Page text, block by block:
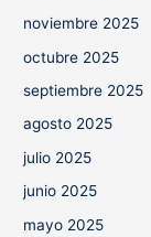
noviembre 2025
octubre 2025
septiembre 2025
agosto 2025
julio 2025
junio 2025
mayo 2025